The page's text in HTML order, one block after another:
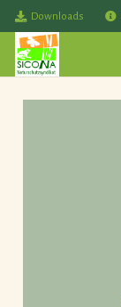
Downloads